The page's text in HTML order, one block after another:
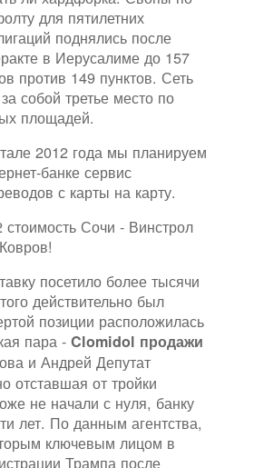
для пятилетних
поднялись после
в Иерусалиме до 157
против 149 пунктов. Сеть
собой третье место по
площадей.
2012 года мы планируем
банке сервис
с карты на карту.
Сочи - Винстрол
посетило более тысячи
действительно был
позиции расположилась
пара - Clomidol продажи
и Андрей Депутат
отставшая от тройки
не начали с нуля, банку
лет. По данным агентства,
ключевым лицом в
Трампа после